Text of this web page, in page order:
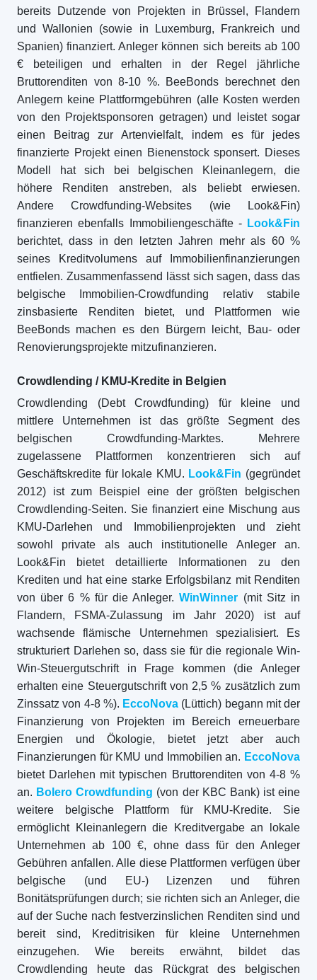
bereits Dutzende von Projekten in Brüssel, Flandern
und Wallonien (sowie in Luxemburg, Frankreich und
Spanien) finanziert. Anleger können sich bereits ab 100
€ beteiligen und erhalten in der Regel jährliche
Bruttorenditen von 8-10 %. BeeBonds berechnet den
Anlegern keine Plattformgebühren (alle Kosten werden
von den Projektsponsoren getragen) und leistet sogar
einen Beitrag zur Artenvielfalt, indem es für jedes
finanzierte Projekt einen Bienenstock sponsert. Dieses
Modell hat sich bei belgischen Kleinanlegern, die
höhere Renditen anstreben, als beliebt erwiesen.
Andere Crowdfunding-Websites (wie Look&Fin)
finanzieren ebenfalls Immobiliengeschäfte - Look&Fin
berichtet, dass in den letzten Jahren mehr als 60 %
seines Kreditvolumens auf Immobilienfinanzierungen
entfielen. Zusammenfassend lässt sich sagen, dass das
belgische Immobilien-Crowdfunding relativ stabile
zinsbasierte Renditen bietet, und Plattformen wie
BeeBonds machen es den Bürgern leicht, Bau- oder
Renovierungsprojekte mitzufinanzieren.
Crowdlending / KMU-Kredite in Belgien
Crowdlending (Debt Crowdfunding) für kleine und
mittlere Unternehmen ist das größte Segment des
belgischen Crowdfunding-Marktes. Mehrere
zugelassene Plattformen konzentrieren sich auf
Geschäftskredite für lokale KMU. Look&Fin (gegründet
2012) ist zum Beispiel eine der größten belgischen
Crowdlending-Seiten. Sie finanziert eine Mischung aus
KMU-Darlehen und Immobilienprojekten und zieht
sowohl private als auch institutionelle Anleger an.
Look&Fin bietet detaillierte Informationen zu den
Krediten und hat eine starke Erfolgsbilanz mit Renditen
von über 6 % für die Anleger.WinWinner (mit Sitz in
Flandern, FSMA-Zulassung im Jahr 2020) ist auf
wachsende flämische Unternehmen spezialisiert. Es
strukturiert Darlehen so, dass sie für die regionale Win-
Win-Steuergutschrift in Frage kommen (die Anleger
erhalten eine Steuergutschrift von 2,5 % zusätzlich zum
Zinssatz von 4-8 %). EccoNova (Lüttich) begann mit der
Finanzierung von Projekten im Bereich erneuerbare
Energien und Ökologie, bietet jetzt aber auch
Finanzierungen für KMU und Immobilien an. EccoNova
bietet Darlehen mit typischen Bruttorenditen von 4-8 %
an. Bolero Crowdfunding (von der KBC Bank) ist eine
weitere belgische Plattform für KMU-Kredite. Sie
ermöglicht Kleinanlegern die Kreditvergabe an lokale
Unternehmen ab 100 €, ohne dass für den Anleger
Gebühren anfallen. Alle diese Plattformen verfügen über
belgische (und EU-) Lizenzen und führen
Bonitätsprüfungen durch; sie richten sich an Anleger, die
auf der Suche nach festverzinslichen Renditen sind und
bereit sind, Kreditrisiken für kleine Unternehmen
einzugehen. Wie bereits erwähnt, bildet das
Crowdlending heute das Rückgrat des belgischen